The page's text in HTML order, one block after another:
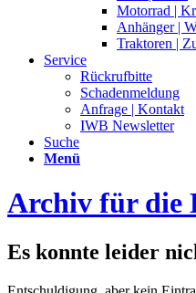
Motorrad |
Anhänger |
Traktoren |
Service
Rückrufbitte
Schadenmeldung
Anfrage | Kontakt
IWB Newsletter
Suche
Menü
Archiv für die
Es konnte leider